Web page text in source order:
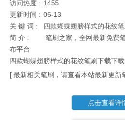
访问热度 : 1455
更新时间 : 06-13
关 键 词 :
四款蝴蝶翅膀样式的花纹
简 介 :
笔刷之家，全网最新免费
布平台
四款蝴蝶翅膀样式的花纹笔刷下载下载
[ 最新相关笔刷，请查看本站最新更新
点击查看详